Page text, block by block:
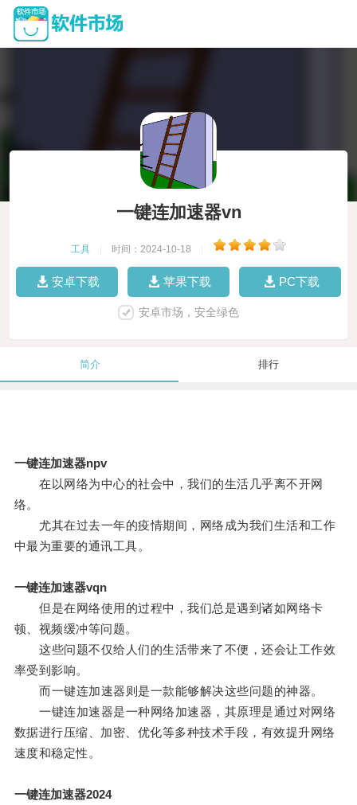
一键连加速器vn
工具 时间：2024-10-18
安卓下载 苹果下载 PC下载
安卓市场，安全绿色
简介 排行
一键连加速器npv
在以网络为中心的社会中，我们的生活几乎离不开网
络。
尤其在过去一年的疫情期间，网络成为我们生活和工作
中最为重要的通讯工具。
一键连加速器vqn
但是在网络使用的过程中，我们总是遇到诸如网络卡
顿、视频缓冲等问题。
这些问题不仅给人们的生活带来了不便，还会让工作效
率受到影响。
而一键连加速器则是一款能够解决这些问题的神器。
一键连加速器是一种网络加速器，其原理是通过对网络
数据进行压缩、加密、优化等多种技术手段，有效提升网络
速度和稳定性。
一键连加速器2024